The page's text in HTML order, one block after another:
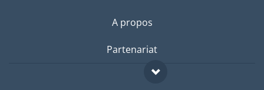
A propos
Partenariat